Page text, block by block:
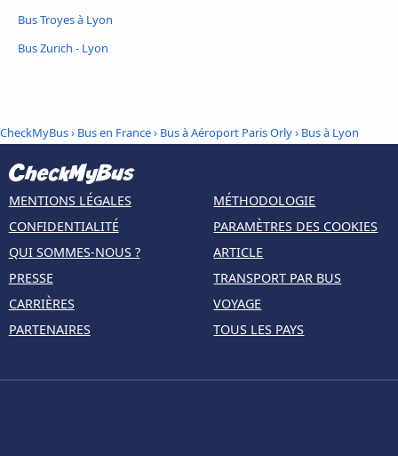
Bus Troyes à Lyon
Bus Zurich - Lyon
CheckMyBus› Bus en France› Bus à Aéroport Paris Orly› Bus à Lyon
MENTIONS LÉGALES
CONFIDENTIALITÉ
QUI SOMMES-NOUS ?
PRESSE
CARRIÈRES
PARTENAIRES
MÉTHODOLOGIE
PARAMÈTRES DES COOKIES
ARTICLE
TRANSPORT PAR BUS
VOYAGE
TOUS LES PAYS